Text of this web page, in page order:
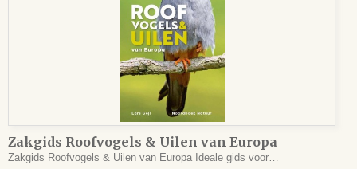
Zakgids Roofvogels & Uilen van Europa
Zakgids Roofvogels & Uilen van Europa Ideale gids voor…